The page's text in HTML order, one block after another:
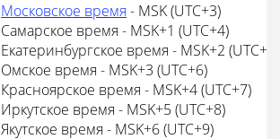
Московское время - MSK (UTC+3)
Самарское время - MSK+1 (UTC+4)
Екатеринбургское время - MSK+2 (UTC+5)
Омское время - MSK+3 (UTC+6)
Красноярское время - MSK+4 (UTC+7)
Иркутское время - MSK+5 (UTC+8)
Якутское время - MSK+6 (UTC+9)